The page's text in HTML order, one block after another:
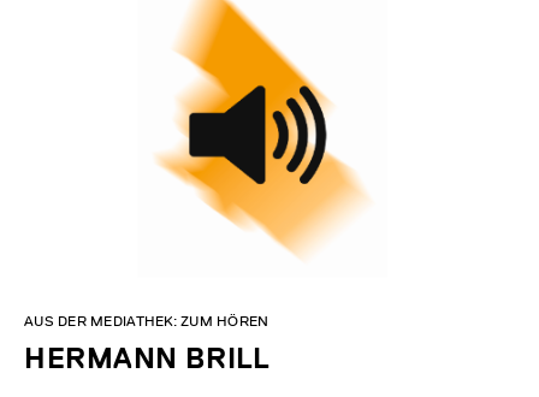
HERMANN BRILL
AUS DER MEDIATHEK: ZUM HÖREN